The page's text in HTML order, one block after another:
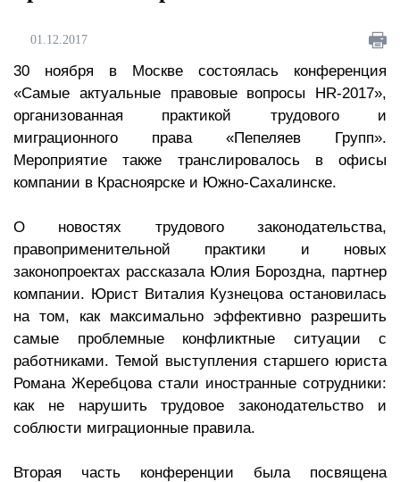
Português
Türkçe
01.12.2017
30 ноября в Москве состоялась конференция
«Самые актуальные правовые вопросы HR-2017»,
организованная практикой трудового и
миграционного права «Пепеляев Групп».
Мероприятие также транслировалось в офисы
компании в Красноярске и Южно-Сахалинске.
О новостях трудового законодательства,
правоприменительной практики и новых
законопроектах рассказала Юлия Бороздна, партнер
компании. Юрист Виталия Кузнецова остановилась
на том, как максимально эффективно разрешить
самые проблемные конфликтные ситуации с
работниками. Темой выступления старшего юриста
Романа Жеребцова стали иностранные сотрудники:
как не нарушить трудовое законодательство и
соблюсти миграционные правила.
Вторая часть конференции была посвящена